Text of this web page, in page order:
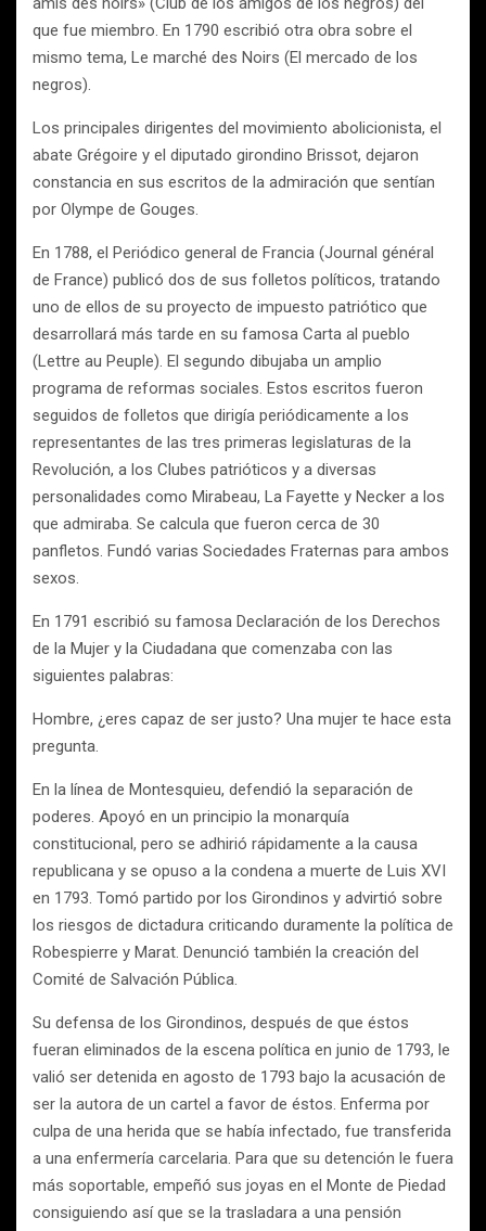
que fue miembro. En 1790 escribió otra obra sobre el
mismo tema, Le marché des Noirs (El mercado de los
negros).
Los principales dirigentes del movimiento abolicionista, el
abate Grégoire y el diputado girondino Brissot, dejaron
constancia en sus escritos de la admiración que sentían
por Olympe de Gouges.
En 1788, el Periódico general de Francia (Journal général
de France) publicó dos de sus folletos políticos, tratando
uno de ellos de su proyecto de impuesto patriótico que
desarrollará más tarde en su famosa Carta al pueblo
(Lettre au Peuple). El segundo dibujaba un amplio
programa de reformas sociales. Estos escritos fueron
seguidos de folletos que dirigía periódicamente a los
representantes de las tres primeras legislaturas de la
Revolución, a los Clubes patrióticos y a diversas
personalidades como Mirabeau, La Fayette y Necker a los
que admiraba. Se calcula que fueron cerca de 30
panfletos. Fundó varias Sociedades Fraternas para ambos
sexos.
En 1791 escribió su famosa Declaración de los Derechos
de la Mujer y la Ciudadana que comenzaba con las
siguientes palabras:
Hombre, ¿eres capaz de ser justo? Una mujer te hace esta
pregunta.
En la línea de Montesquieu, defendió la separación de
poderes. Apoyó en un principio la monarquía
constitucional, pero se adhirió rápidamente a la causa
republicana y se opuso a la condena a muerte de Luis XVI
en 1793. Tomó partido por los Girondinos y advirtió sobre
los riesgos de dictadura criticando duramente la política de
Robespierre y Marat. Denunció también la creación del
Comité de Salvación Pública.
Su defensa de los Girondinos, después de que éstos
fueran eliminados de la escena política en junio de 1793, le
valió ser detenida en agosto de 1793 bajo la acusación de
ser la autora de un cartel a favor de éstos. Enferma por
culpa de una herida que se había infectado, fue transferida
a una enfermería carcelaria. Para que su detención le fuera
más soportable, empeñó sus joyas en el Monte de Piedad
consiguiendo así que se la trasladara a una pensión